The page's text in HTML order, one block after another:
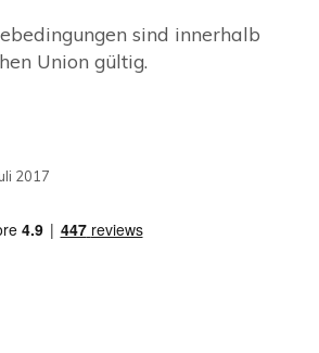
sind innerhalb
Union gültig.
2017